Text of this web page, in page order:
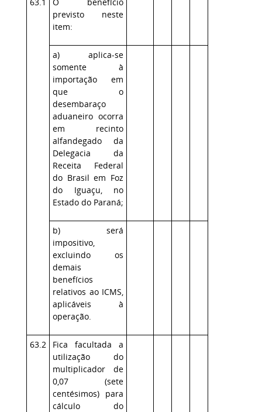
previsto neste
item:
a) aplica-se
somente à
importação em
que o
desembaraço
aduaneiro ocorra
em recinto
alfandegado da
Delegacia da
Receita Federal
do Brasil em Foz
do Iguaçu, no
Estado do Paraná;
b) será
impositivo,
excluindo os
demais
benefícios
relativos ao ICMS,
aplicáveis à
operação.
63.2
Fica facultada a
utilização do
multiplicador de
0,07 (sete
centésimos) para
cálculo do